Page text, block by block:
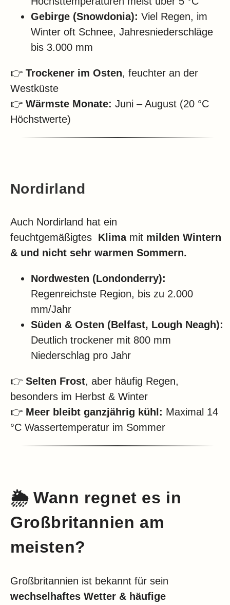
Gebirge (Snowdonia): Viel Regen, im
Winter oft Schnee, Jahresniederschläge
bis 3.000 mm
👉 Trockener im Osten, feuchter an der
Westküste
👉 Wärmste Monate: Juni – August (20 °C
Höchstwerte)
Nordirland
Auch Nordirland hat ein
feuchtgemäßigtes Klimamit milden Wintern
& und nicht sehr warmen Sommern.
Nordwesten (Londonderry):
Regenreichste Region, bis zu 2.000
mm/Jahr
Süden & Osten (Belfast, Lough Neagh):
Deutlich trockener mit 800 mm
Niederschlag pro Jahr
👉 Selten Frost, aber häufig Regen,
besonders im Herbst & Winter
👉 Meer bleibt ganzjährig kühl: Maximal 14
°C Wassertemperatur im Sommer
🌦️ Wann regnet es in
Großbritannien am
meisten?
Großbritannien ist bekannt für sein
wechselhaftes Wetter & häufige